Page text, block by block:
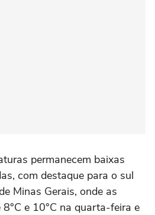
permanecem baixas
com destaque para o sul
Minas Gerais, onde as
e 10°C na quarta-feira e